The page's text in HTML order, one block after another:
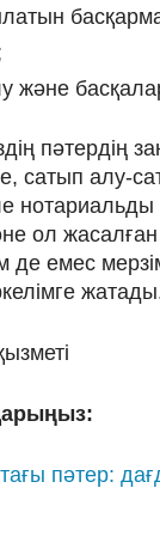
және
пәтердің
сатып алу-
нотариальды
ол жасалған
емес
пәтер: